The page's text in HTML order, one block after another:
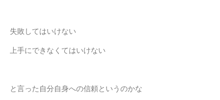
失敗してはいけない
上手にできなくてはいけない
と言った自分自身への信頼というのかな